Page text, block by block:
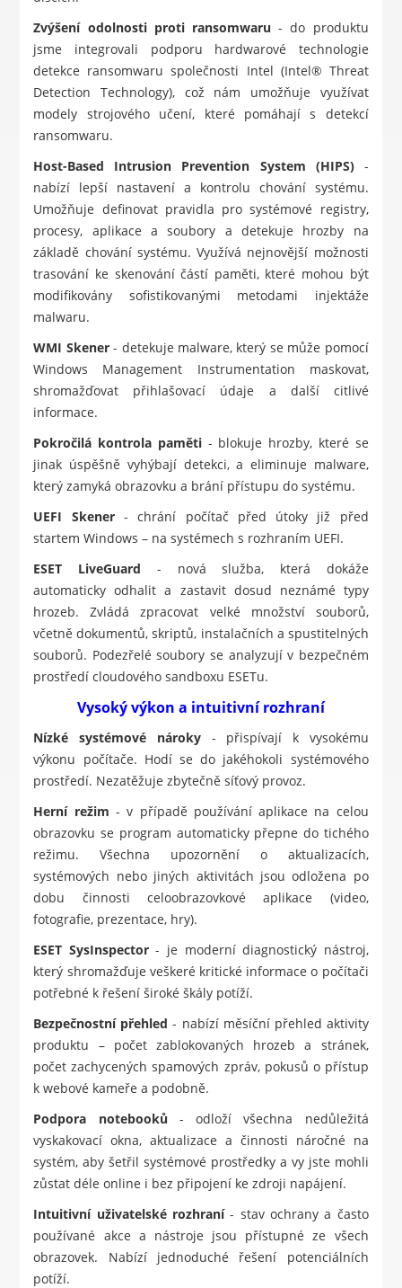
Zvýšení odolnosti proti ransomwaru - do produktu
jsme integrovali podporu hardwarové technologie
detekce ransomwaru společnosti Intel (Intel® Threat
Detection Technology), což nám umožňuje využívat
modely strojového učení, které pomáhají s detekcí
ransomwaru.
Host-Based Intrusion Prevention System (HIPS)-
nabízí lepší nastavení a kontrolu chování systému.
Umožňuje definovat pravidla pro systémové registry,
procesy, aplikace a soubory a detekuje hrozby na
základě chování systému. Využívá nejnovější možnosti
trasování ke skenování částí paměti, které mohou být
modifikovány sofistikovanými metodami injektáže
malwaru.
WMI Skener- detekuje malware, který se může pomocí
Windows Management Instrumentation maskovat,
shromažďovat přihlašovací údaje a další citlivé
informace.
Pokročilá kontrola paměti- blokuje hrozby, které se
jinak úspěšně vyhýbají detekci, a eliminuje malware,
který zamyká obrazovku a brání přístupu do systému.
UEFI Skener- chrání počítač před útoky již před
startem Windows – na systémech s rozhraním UEFI.
ESET LiveGuard - nová služba, která dokáže
automaticky odhalit a zastavit dosud neznámé typy
hrozeb. Zvládá zpracovat velké množství souborů,
včetně dokumentů, skriptů, instalačních a spustitelných
souborů. Podezřelé soubory se analyzují v bezpečném
prostředí cloudového sandboxu ESETu.
Vysoký výkon a intuitivní rozhraní
Nízké systémové nároky- přispívají k vysokému
výkonu počítače. Hodí se do jakéhokoli systémového
prostředí. Nezatěžuje zbytečně síťový provoz.
Herní režim - v případě používání aplikace na celou
obrazovku se program automaticky přepne do tichého
režimu. Všechna upozornění o aktualizacích,
systémových nebo jiných aktivitách jsou odložena po
dobu činnosti celoobrazovkové aplikace (video,
fotografie, prezentace, hry).
ESET SysInspector- je moderní diagnostický nástroj,
který shromažďuje veškeré kritické informace o počítači
potřebné k řešení široké škály potíží.
Bezpečnostní přehled - nabízí měsíční přehled aktivity
produktu – počet zablokovaných hrozeb a stránek,
počet zachycených spamových zpráv, pokusů o přístup
k webové kameře a podobně.
Podpora notebooků - odloží všechna nedůležitá
vyskakovací okna, aktualizace a činnosti náročné na
systém, aby šetřil systémové prostředky a vy jste mohli
zůstat déle online i bez připojení ke zdroji napájení.
Intuitivní uživatelské rozhraní- stav ochrany a často
používané akce a nástroje jsou přístupné ze všech
obrazovek. Nabízí jednoduché řešení potenciálních
potíží.